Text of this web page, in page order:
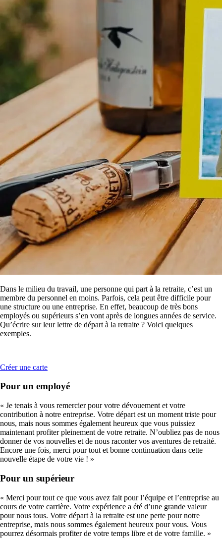
Dans le milieu du travail, une personne qui part à la retraite, c’est un
membre du personnel en moins. Parfois, cela peut être difficile pour
une structure ou une entreprise. En effet, beaucoup de très bons
employés ou supérieurs s’en vont après de longues années de service.
Qu’écrire sur leur lettre de départ à la retraite ? Voici quelques
exemples.
Créer une carte
Pour un employé
« Je tenais à vous remercier pour votre dévouement et votre
contribution à notre entreprise. Votre départ est un moment triste pour
nous, mais nous sommes également heureux que vous puissiez
maintenant profiter pleinement de votre retraite. N’oubliez pas de nous
donner de vos nouvelles et de nous raconter vos aventures de retraité.
Encore une fois, merci pour tout et bonne continuation dans cette
nouvelle étape de votre vie ! »
Pour un supérieur
« Merci pour tout ce que vous avez fait pour l’équipe et l’entreprise au
cours de votre carrière. Votre expérience a été d’une grande valeur
pour nous tous. Votre départ à la retraite est une perte pour notre
entreprise, mais nous sommes également heureux pour vous. Vous
pourrez désormais profiter de votre temps libre et de votre famille. »